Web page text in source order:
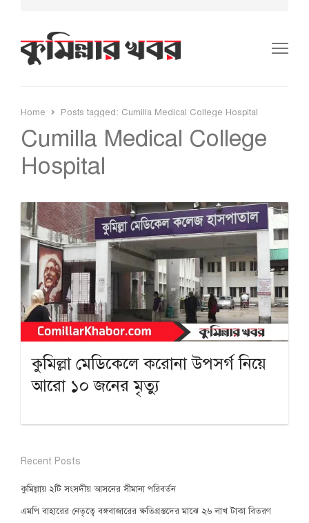
Home Posts tagged: Cumilla Medical College Hospital
Cumilla Medical College
Hospital
কুমিল্লা মেডিকেলে করোনা উপসর্গ নিয়ে
আরো ১০ জনের মৃত্যু
Recent Posts
কুমিল্লায় ২টি সংসদীয় আসনের সীমানা পরিবর্তন
এমপি বাহারের নেতৃত্বে বঙ্গবাজারের ক্ষতিগ্রস্তদের মাঝে ২৬ লাখ টাকা বিতরণ